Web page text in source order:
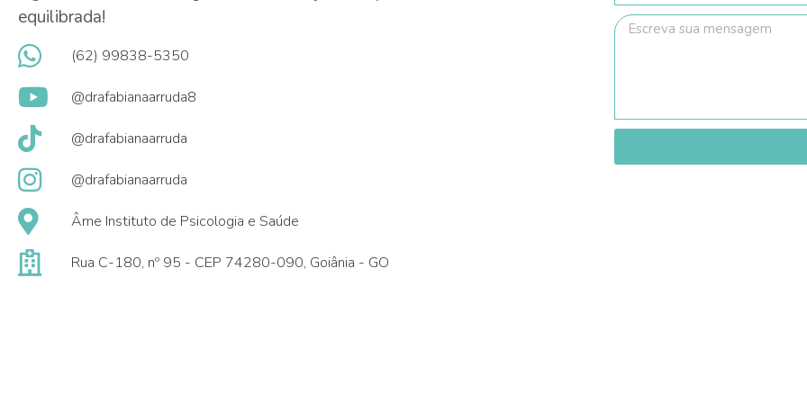
equilibrada!
(62) 99838-5350
@drafabianaarruda8
@drafabianaarruda
@drafabianaarruda
Âme Instituto de Psicologia e Saúde
Rua C-180, nº 95 - CEP 74280-090, Goiânia - GO